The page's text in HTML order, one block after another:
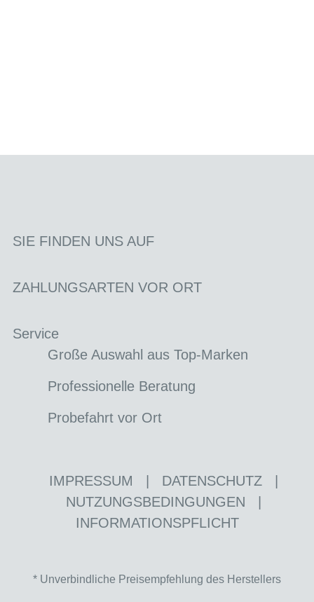
SIE FINDEN UNS AUF
ZAHLUNGSARTEN VOR ORT
Service
Große Auswahl aus Top-Marken
Professionelle Beratung
Probefahrt vor Ort
IMPRESSUM DATENSCHUTZ
NUTZUNGSBEDINGUNGEN
INFORMATIONSPFLICHT
* Unverbindliche Preisempfehlung des Herstellers